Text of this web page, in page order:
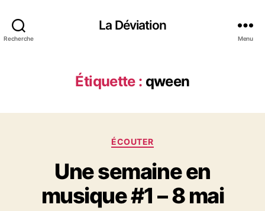
Recherche
La Déviation
Menu
Étiquette : qween
C
t
é
g
o
ÉCOUTER
Une semaine en
musique #1 – 8 mai